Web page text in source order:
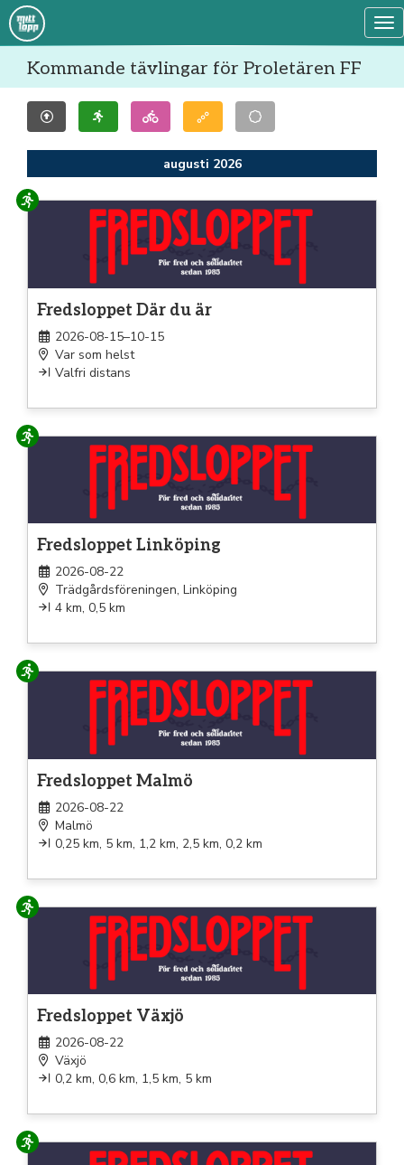
Kommande tävlingar för Proletären FF
augusti 2026
Löpning
Fredsloppet Där du är
2026-08-15–10-15
Var som helst
Valfri distans
Löpning
Fredsloppet Linköping
2026-08-22
Trädgårdsföreningen, Linköping
4 km, 0,5 km
Löpning
Fredsloppet Malmö
2026-08-22
Malmö
0,25 km, 5 km, 1,2 km, 2,5 km, 0,2 km
Löpning
Fredsloppet Växjö
2026-08-22
Växjö
0,2 km, 0,6 km, 1,5 km, 5 km
Löpning